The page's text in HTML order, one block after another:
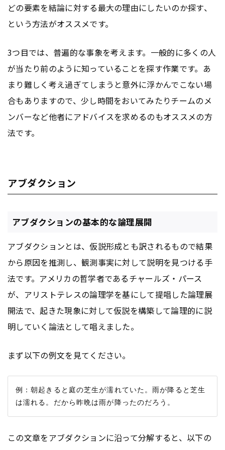
どの要素を結論に対する最大の理由にしたいのか探す、
という方法がオススメです。
3つ目では、普遍的な事象を考えます。一般的に多くの人
が当たり前のように知っていることを探す作業です。あ
まり難しく考え過ぎてしまうと意外に浮かんでこない場
合もありますので、少し時間をおいてみたりチームのメ
ンバーなど他者にアドバイスを求めるのもオススメの方
法です。
アブダクション
アブダクションの基本的な論理展開
アブダクションとは、仮説形成とも訳されるもので結果
から原因を推測し、観測事実に対して説明を見つける手
法です。アメリカの哲学者であるチャールズ・パース
が、アリストテレスの論理学を基にして提唱した論理展
開法で、起きた現象に対して仮説を構築して論理的に説
明していく論法として唱えました。
まず以下の例文を見てください。
例：朝起きると庭の芝生が濡れていた。雨が降ると芝生
この文章をアブダクションに沿って分解すると、以下の